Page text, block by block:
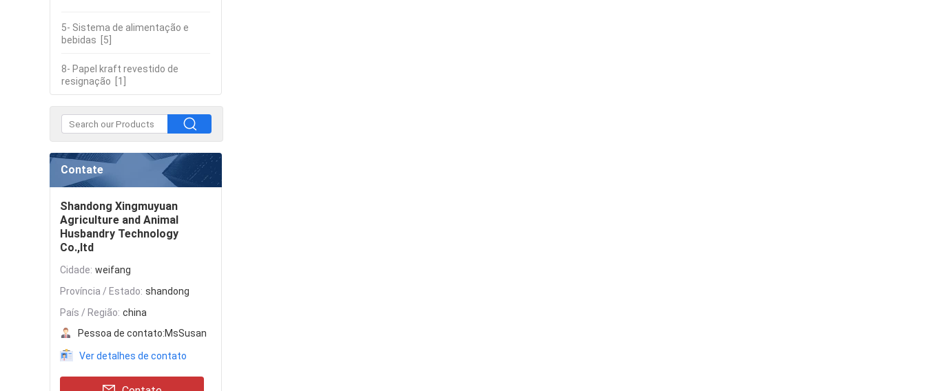
5- Sistema de alimentação e
bebidas [5]
8- Papel kraft revestido de
resignação [1]
Contate
Shandong Xingmuyuan
Agriculture and Animal
Husbandry Technology
Co.,ltd
Cidade: weifang
Província / Estado: shandong
País / Região: china
Pessoa de contato:MsSusan
Ver detalhes de contato